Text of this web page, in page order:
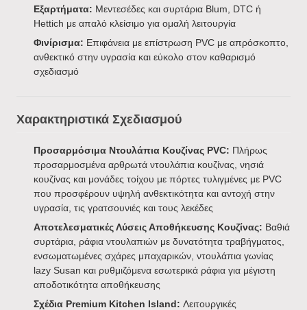
Εξαρτήματα: Μεντεσέδες και συρτάρια Blum, DTC ή
Hettich με απαλό κλείσιμο για ομαλή λειτουργία
Φινίρισμα: Επιφάνεια με επίστρωση PVC με απρόσκοπτο,
ανθεκτικό στην υγρασία και εύκολο στον καθαρισμό
σχεδιασμό
Χαρακτηριστικά Σχεδιασμού
Προσαρμόσιμα Ντουλάπια Κουζίνας PVC: Πλήρως
προσαρμοσμένα αρθρωτά ντουλάπια κουζίνας, νησιά
κουζίνας και μονάδες τοίχου με πόρτες τυλιγμένες με PVC
που προσφέρουν υψηλή ανθεκτικότητα και αντοχή στην
υγρασία, τις γρατσουνιές και τους λεκέδες
Αποτελεσματικές Λύσεις Αποθήκευσης Κουζίνας: Βαθιά
συρτάρια, ράφια ντουλαπιών με δυνατότητα τραβήγματος,
ενσωματωμένες σχάρες μπαχαρικών, ντουλάπια γωνίας
lazy Susan και ρυθμιζόμενα εσωτερικά ράφια για μέγιστη
αποδοτικότητα αποθήκευσης
Σχέδια Premium Kitchen Island: Λειτουργικές